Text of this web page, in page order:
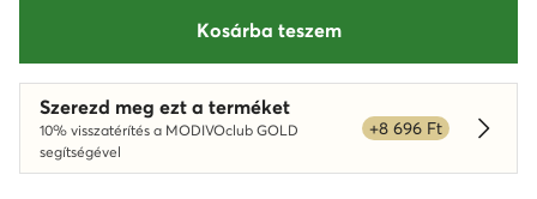
Kosárba teszem
Szerezd meg ezt a terméket
10% visszatérítés a MODIVOclub GOLD
segítségével
+8 696 Ft